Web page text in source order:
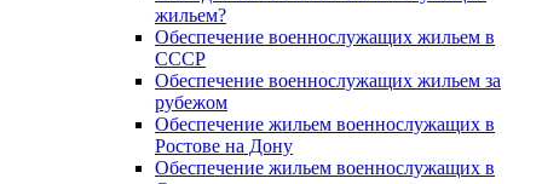
жильем?
Обеспечение военнослужащих жильем в
СССР
Обеспечение военнослужащих жильем за
рубежом
Обеспечение жильем военнослужащих в
Ростове на Дону
Обеспечение жильем военнослужащих в